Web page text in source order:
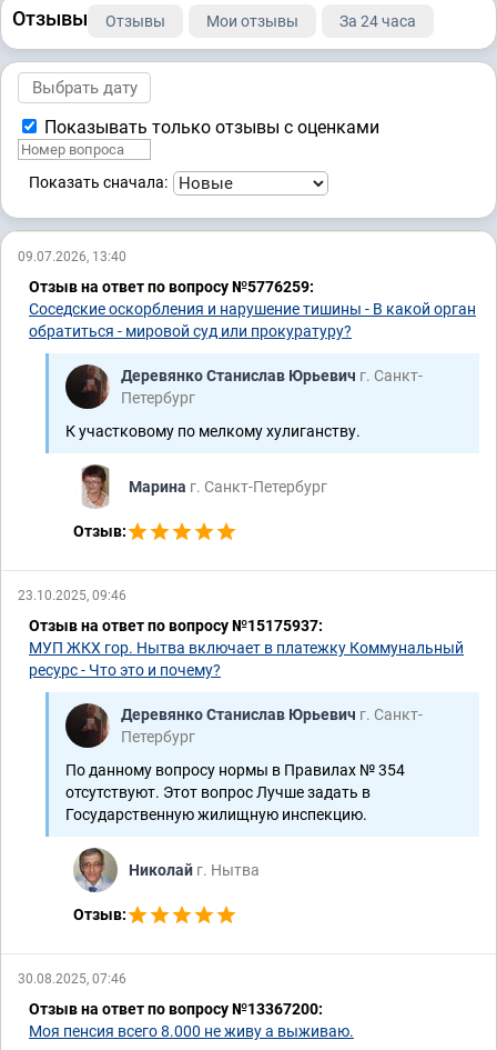
Отзывы Отзывы Мои отзывы За 24 часа
Показывать только отзывы с оценками
Показать сначала:
09.07.2026, 13:40
Отзыв на ответ по вопросу №5776259:
Соседские оскорбления и нарушение тишины - В какой орган
обратиться - мировой суд или прокуратуру?
Деревянко Станислав Юрьевич г. Санкт-
Петербург
К участковому по мелкому хулиганству.
Марина г. Санкт-Петербург
Отзыв:
23.10.2025, 09:46
Отзыв на ответ по вопросу №15175937:
МУП ЖКХ гор. Нытва включает в платежку Коммунальный
ресурс - Что это и почему?
Деревянко Станислав Юрьевич г. Санкт-
Петербург
По данному вопросу нормы в Правилах № 354
отсутствуют. Этот вопрос Лучше задать в
Государственную жилищную инспекцию.
Николай г. Нытва
Отзыв:
30.08.2025, 07:46
Отзыв на ответ по вопросу №13367200:
Моя пенсия всего 8.000 не живу а выживаю.